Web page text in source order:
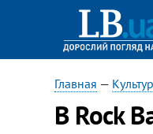
Главная —
В Rock